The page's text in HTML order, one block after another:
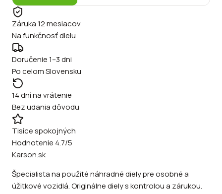
Záruka 12 mesiacov
Na funkčnosť dielu
Doručenie 1–3 dni
Po celom Slovensku
14 dní na vrátenie
Bez udania dôvodu
Tisíce spokojných
Hodnotenie 4.7/5
Karson.sk
Špecialista na použité náhradné diely pre osobné a
úžitkové vozidlá. Originálne diely s kontrolou a zárukou.